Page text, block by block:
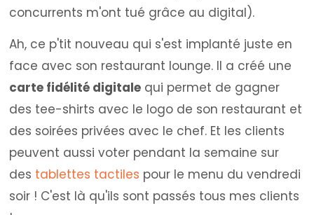
concurrents m'ont tué grâce au digital).
Ah, ce p'tit nouveau qui s'est implanté juste en
face avec son restaurant lounge. Il a créé une
carte fidélité digitale qui permet de gagner
des tee-shirts avec le logo de son restaurant et
des soirées privées avec le chef. Et les clients
peuvent aussi voter pendant la semaine sur
des tablettes tactiles pour le menu du vendredi
soir ! C'est là qu'ils sont passés tous mes clients